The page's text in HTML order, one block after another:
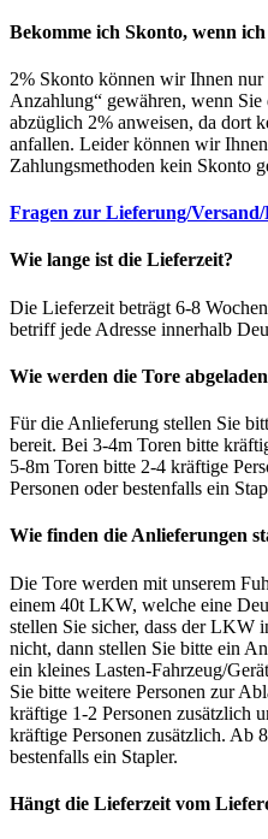
Bekomme ich Skonto, wenn
2% Skonto können wir Ihnen
Anzahlung“ gewähren, wenn
abzüglich 2% anweisen, da dort
anfallen. Leider können wir
Zahlungsmethoden kein Skonto
Fragen zur Lieferung/
Wie lange ist die Lieferzeit?
Die Lieferzeit beträgt 6-8
betriff jede Adresse innerhalb
Wie werden die Tore
Für die Anlieferung stellen Sie
bereit. Bei 3-4m Toren bitte
5-8m Toren bitte 2-4 kräftige
Personen oder bestenfalls ein
Wie finden die Anlieferungen
Die Tore werden mit unserem
einem 40t LKW, welche eine
stellen Sie sicher, dass der LKW
nicht, dann stellen Sie bitte ein
ein kleines Lasten-Fahrzeug/
Sie bitte weitere Personen zur
kräftige 1-2 Personen zusätzlich
kräftige Personen zusätzlich. Ab
bestenfalls ein Stapler.
Hängt die Lieferzeit vom